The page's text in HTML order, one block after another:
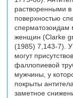
растворенными
поверхностью
сперматозоидам
женщин (Clarke
(1985) 7,143-7).
могут
фаллопиевой
мужчины, у
покрыты
заметное